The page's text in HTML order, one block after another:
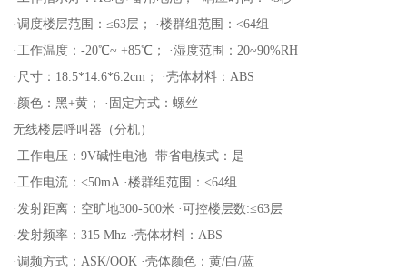
·调度楼层范围：≤63层； ·楼群组范围：<64组
·工作温度：-20℃~ +85℃； ·湿度范围：20~90%RH
·尺寸：18.5*14.6*6.2cm； ·壳体材料：ABS
·颜色：黑+黄； ·固定方式：螺丝
无线楼层呼叫器（分机）
·工作电压：9V碱性电池 ·带省电模式：是
·工作电流：<50mA ·楼群组范围：<64组
·发射距离：空旷地300-500米 ·可控楼层数:≤63层
·发射频率：315 Mhz ·壳体材料：ABS
·调频方式：ASK/OOK ·壳体颜色：黄/白/蓝